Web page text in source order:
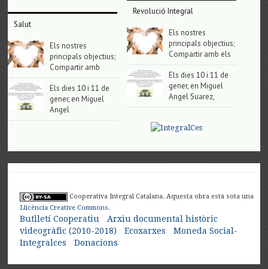
Salut
Els nostres
principals objectius;
Compartir amb
Els dies 10 i 11 de
gener, en Miguel
Angel
Revolució Integral
Els nostres
principals objectius;
Compartir amb els
Els dies 10 i 11 de
gener, en Miguel
Angel Suarez,
Cooperativa Integral Catalana. Aquesta obra està sota una
Llicència Creative Commons.
Butlletí Cooperatiu
Arxiu documental històric
videogràfic (2010-2018)
Ecoxarxes
Moneda Social-
Integralces
Donacions